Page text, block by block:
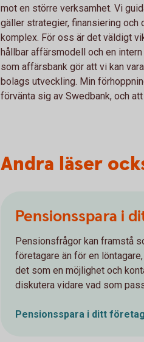
mot en större verksamhet. Vi
gäller strategier, finansiering
komplex. För oss är det väldigt
hållbar affärsmodell och en
som affärsbank gör att vi kan
bolags utveckling. Min
förvänta sig av Swedbank, och
Andra läser
Pensionsspara i
Pensionsfrågor kan framstå
företagare än för en
det som en möjlighet och
diskutera vidare vad som
Pensionsspara i ditt företag